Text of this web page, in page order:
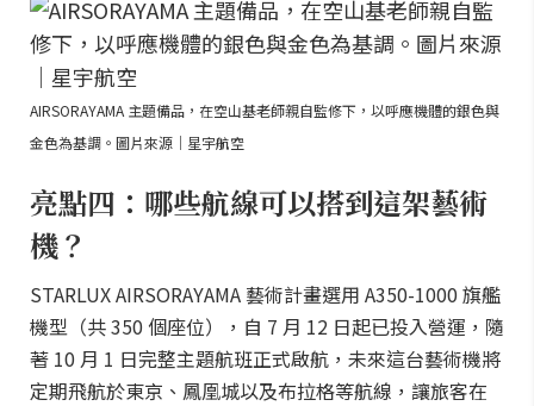
AIRSORAYAMA 主題備品，在空山基老師親自監修下，以呼應機體的銀色與
金色為基調。圖片來源｜星宇航空
亮點四：哪些航線可以搭到這架藝術
機？
STARLUX AIRSORAYAMA 藝術計畫選用 A350-1000 旗艦
機型（共 350 個座位），自 7 月 12 日起已投入營運，隨
著 10 月 1 日完整主題航班正式啟航，未來這台藝術機將
定期飛航於東京、鳳凰城以及布拉格等航線，讓旅客在